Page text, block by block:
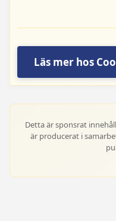
Läs mer hos
Detta är sponsrat
är producerat i